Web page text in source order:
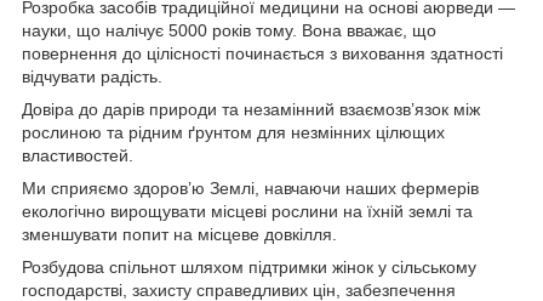
Розробка засобів традиційної медицини на основі аюрведи —
науки, що налічує 5000 років тому. Вона вважає, що
повернення до цілісності починається з виховання здатності
відчувати радість.
Довіра до дарів природи та незамінний взаємозв’язок між
рослиною та рідним ґрунтом для незмінних цілющих
властивостей.
Ми сприяємо здоров’ю Землі, навчаючи наших фермерів
екологічно вирощувати місцеві рослини на їхній землі та
зменшувати попит на місцеве довкілля.
Розбудова спільнот шляхом підтримки жінок у сільському
господарстві, захисту справедливих цін, забезпечення